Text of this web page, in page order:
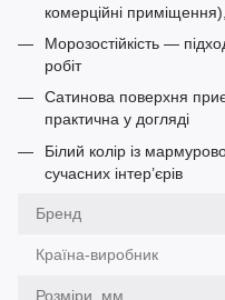
комерційні
Морозостійкість —
робіт
Сатинова поверхня
практична у догляді
Білий колір із
сучасних інтер’єрів
Бренд
Країна-виробник
Розміри, мм